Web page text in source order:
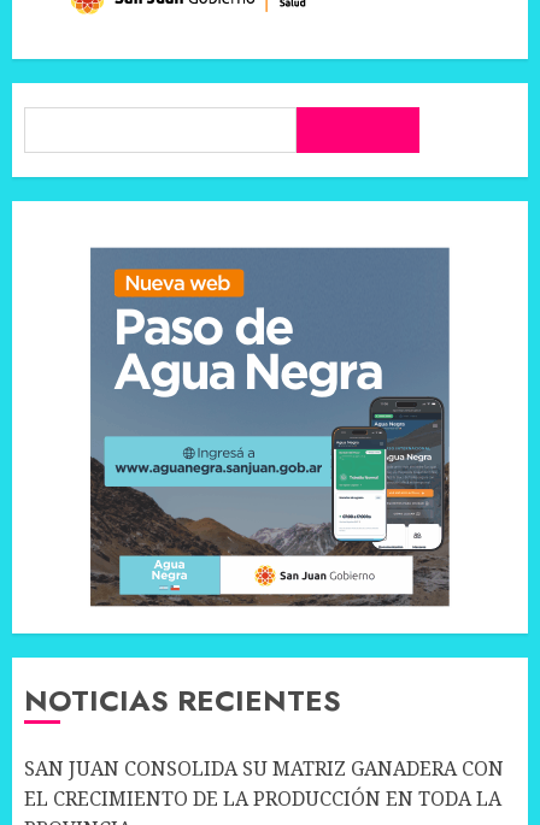
NOTICIAS RECIENTES
SAN JUAN CONSOLIDA SU MATRIZ GANADERA CON
EL CRECIMIENTO DE LA PRODUCCIÓN EN TODA LA